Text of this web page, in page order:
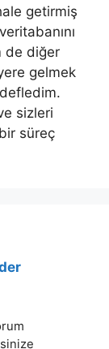
getirmiş
de diğer
gelmek
sizleri
süreç